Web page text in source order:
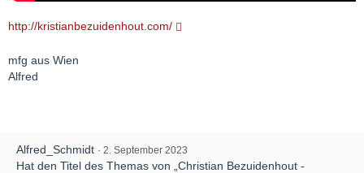
http://kristianbezuidenhout.com/
mfg aus Wien
Alfred
Alfred_Schmidt 2. September 2023
Hat den Titel des Themas von „Christian Bezuidenhout -